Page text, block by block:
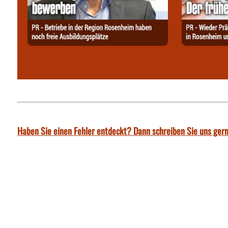
Haben Sie einen Fehler entdeckt? Dann schreiben Sie uns